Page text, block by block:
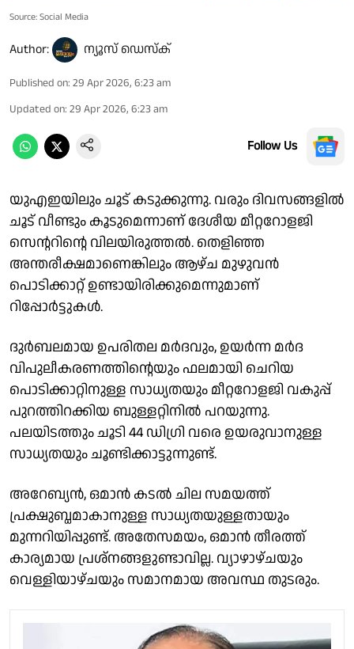
Source: Social Media
Author: ന്യൂസ് ഡെസ്ക്
Published on: 29 Apr 2026, 6:23 am
Updated on: 29 Apr 2026, 6:23 am
Follow Us
യുഎഇയിലും ചൂട് കടുക്കുന്നു. വരും ദിവസങ്ങളിൽ
ചൂട് വീണ്ടും കൂടുമെന്നാണ് ദേശീയ മീറ്ററോളജി
സെൻ്ററിൻ്റെ വിലയിരുത്തൽ. തെളിഞ്ഞ
അന്തരീക്ഷമാണെങ്കിലും ആഴ്ച മുഴുവൻ
പൊടിക്കാറ്റ് ഉണ്ടായിരിക്കുമെന്നുമാണ്
റിപ്പോർട്ടുകൾ.
ദുർബലമായ ഉപരിതല മർദവും, ഉയർന്ന മർദ
വിപുലീകരണത്തിൻ്റെയും ഫലമായി ചെറിയ
പൊടിക്കാറ്റിനുള്ള സാധ്യതയും മീറ്ററോളജി വകുപ്പ്
പുറത്തിറക്കിയ ബുള്ളറ്റിനിൽ പറയുന്നു.
പലയിടത്തും ചൂടി 44 ഡിഗ്രി വരെ ഉയരുവാനുള്ള
സാധ്യതയും ചൂണ്ടിക്കാട്ടുന്നുണ്ട്.
അറേബ്യൻ, ഒമാൻ കടൽ ചില സമയത്ത്
പ്രക്ഷുബ്ധമാകാനുള്ള സാധ്യതയുള്ളതായും
മുന്നറിയിപ്പുണ്ട്. അതേസമയം, ഒമാൻ തീരത്ത്
കാര്യമായ പ്രശ്നങ്ങളുണ്ടാവില്ല. വ്യാഴാഴ്ചയും
വെള്ളിയാഴ്ചയും സമാനമായ അവസ്ഥ തുടരും.